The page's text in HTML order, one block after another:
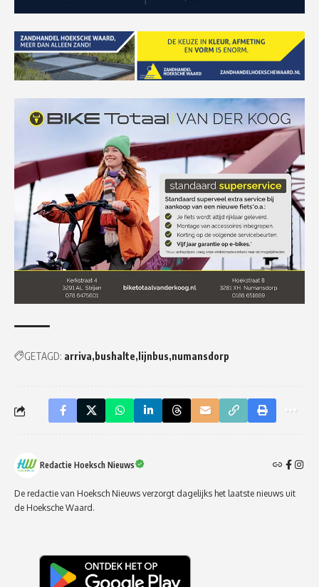
GETAGD: arriva bushalte lijnbus numansdorp
Redactie Hoeksch Nieuws
De redactie van Hoeksch Nieuws verzorgt dagelijks het laatste nieuws uit
de Hoeksche Waard.